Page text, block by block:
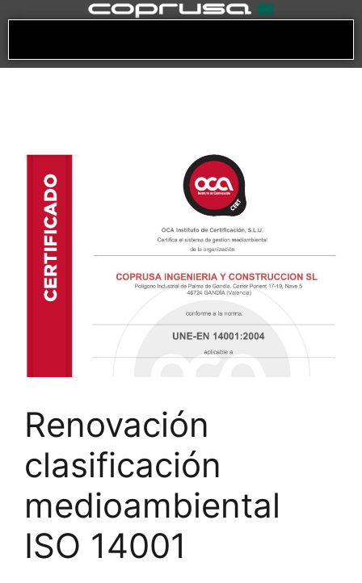
Renovación
clasificación
medioambiental
ISO 14001